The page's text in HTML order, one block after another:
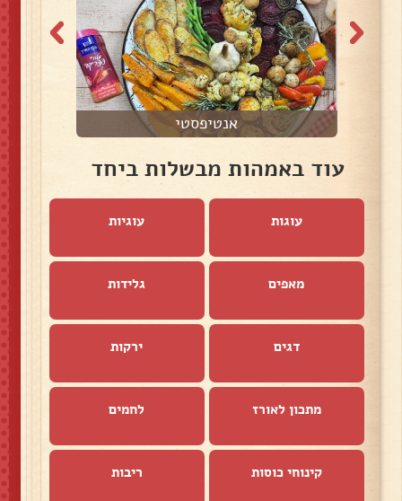
אנטיפסטי
עוד באמהות מבשלות ביחד
עוגות עוגיות
מאפים גלידות
דגים ירקות
מתכון לאורז לחמים
קינוחי כוסות ריבות